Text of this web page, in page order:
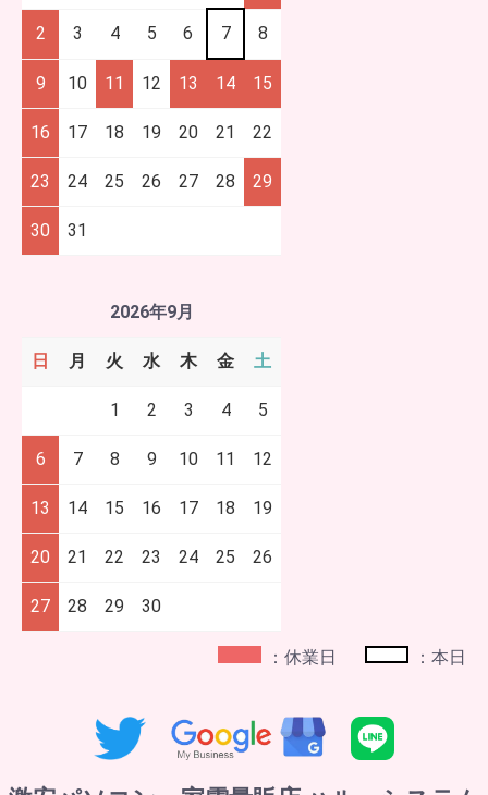
2 3 4 5 6 7 8
9 10 11 12 13 14 15
16 17 18 19 20 21 22
23 24 25 26 27 28 29
30 31
2026年9月
日 月 火 水 木 金 土
1 2 3 4 5
6 7 8 9 10 11 12
13 14 15 16 17 18 19
20 21 22 23 24 25 26
27 28 29 30
：休業日 ：本日